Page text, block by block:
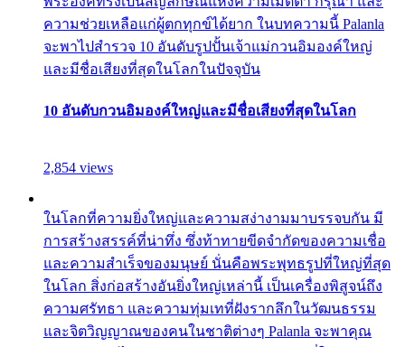
ความช่วยเหลือแก่ผู้ตกทุกข์ได้ยาก ในบทความนี้ Palanla
จะพาไปสำรวจ 10 อันดับรูปปั้นเจ้าแม่กวนอิมองค์ใหญ่
และมีชื่อเสียงที่สุดในโลกในปัจจุบัน
10 อันดับกวนอิมองค์ใหญ่และมีชื่อเสียงที่สุดในโลก
2,854 views
ในโลกที่ความยิ่งใหญ่และความสง่างามมาบรรจบกัน มี
การสร้างสรรค์ที่น่าทึ่ง ซึ่งท้าทายขีดจำกัดของความเชื่อ
และความสำเร็จของมนุษย์ นั่นคือพระพุทธรูปที่ใหญ่ที่สุด
ในโลก สิ่งก่อสร้างอันยิ่งใหญ่เหล่านี้ เป็นเครื่องพิสูจน์ถึง
ความศรัทธา และความทุ่มเทที่ฝังรากลึกในวัฒนธรรม
และจิตวิญญาณของคนในชาติต่างๆ Palanla จะพาคุณ